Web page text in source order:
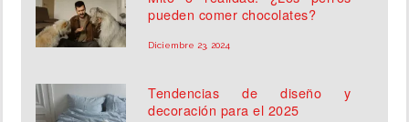
pueden comer chocolates?
Diciembre 23, 2024
Tendencias de diseño y
decoración para el 2025